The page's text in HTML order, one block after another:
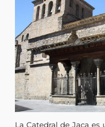
La Catedral de Jaca es